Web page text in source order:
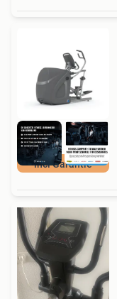
incl Garantie